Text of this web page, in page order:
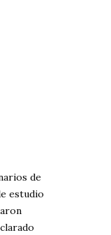
de
estudio